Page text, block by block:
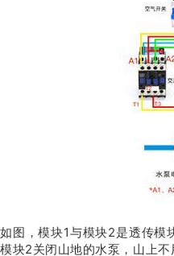
如图，模块1与模块2是透传模
模块2关闭山地的水泵，山上不